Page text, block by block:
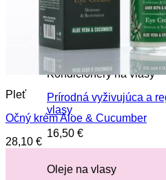
Rozmarínové tonikum
13,00
Kondicionéry na vlasy
Prírodná vyživujúca a
vlasy
16,50 €
Oleje na vlasy
Pleť
Očný krém Aloe & Cucumber
28,10 €